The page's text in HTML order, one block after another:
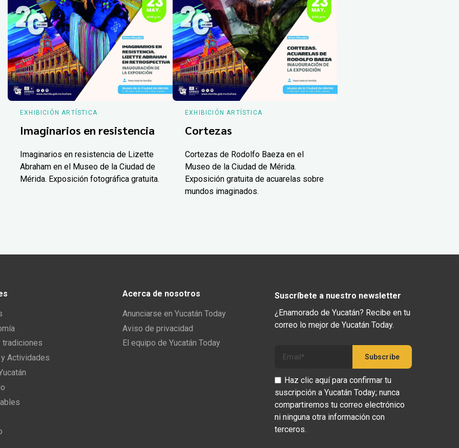
EXHIBICIÓN ARTÍSTICA
Imaginarios en resistencia
Imaginarios en resistencia de Lizette
Abraham en el Museo de la Ciudad de
Mérida. Exposición fotográfica gratuita.
EXHIBICIÓN ARTÍSTICA
Cortezas
Cortezas de Rodolfo Baeza en el
Museo de la Ciudad de Mérida.
Exposición gratuita de acuarelas sobre
mundos imaginados.
tradiciones
Actividades
Acerca de nosotros
Anunciarse en Yucatán Today
Aviso de privacidad
El equipo de Yucatán Today
Suscríbete a nuestro newsletter
¿Enamorado de Yucatán? Recibe en tu
correo lo mejor de Yucatán Today.
Haz clic aquí para confirmar tu
suscripción a Yucatán Today; nunca
compartiremos tu correo electrónico
ni ninguna otra información con
terceros.